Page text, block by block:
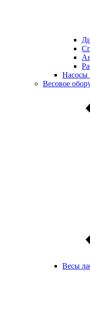
Насосы
Весовое
Весы